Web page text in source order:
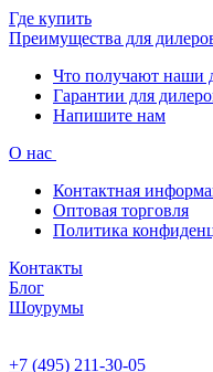
Где купить
Преимущества для
Что получают наши
Гарантии для
Напишите нам
О нас
Контактная
Оптовая торговля
Политика
Контакты
Блог
Шоурумы
+7 (495) 211-30-05